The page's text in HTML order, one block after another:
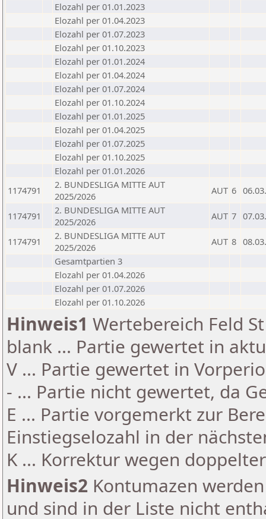
Elozahl per 01.01.2023
Elozahl per 01.04.2023
Elozahl per 01.07.2023
Elozahl per 01.10.2023
Elozahl per 01.01.2024
Elozahl per 01.04.2024
Elozahl per 01.07.2024
Elozahl per 01.10.2024
Elozahl per 01.01.2025
Elozahl per 01.04.2025
Elozahl per 01.07.2025
Elozahl per 01.10.2025
Elozahl per 01.01.2026
1174791
2. BUNDESLIGA MITTE AUT
2025/2026
AUT 6
1174791
2. BUNDESLIGA MITTE AUT
2025/2026
AUT 7
1174791
2. BUNDESLIGA MITTE AUT
2025/2026
AUT 8
Gesamtpartien 3
Elozahl per 01.04.2026
Elozahl per 01.07.2026
Elozahl per 01.10.2026
Hinweis1 Wertebereich Feld
blank ... Partie gewertet in
V ... Partie gewertet in
- ... Partie nicht gewertet, da
E ... Partie vorgemerkt zur
Einstiegselozahl in der
K ... Korrektur wegen
Hinweis2 Kontumazen
und sind in der Liste nicht